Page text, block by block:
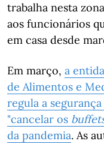
trabalha nesta
aos funcionários
em casa desde
Em março, a
de Alimentos e
regula a
"cancelar os
da pandemia. As